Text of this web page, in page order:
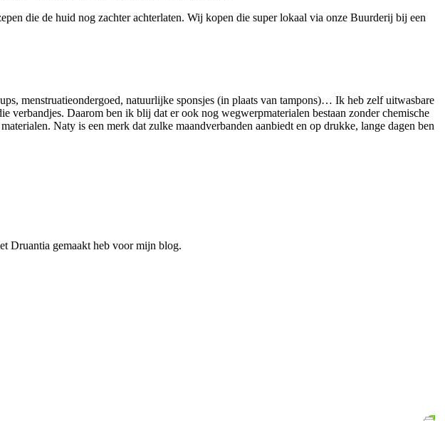
die de huid nog zachter achterlaten. Wij kopen die super lokaal via onze Buurderij bij een
menstruatieondergoed, natuurlijke sponsjes (in plaats van tampons)… Ik heb zelf uitwasbare
verbandjes. Daarom ben ik blij dat er ook nog wegwerpmaterialen bestaan zonder chemische
Naty is een merk dat zulke maandverbanden aanbiedt en op drukke, lange dagen ben
Druantia gemaakt heb voor mijn blog.